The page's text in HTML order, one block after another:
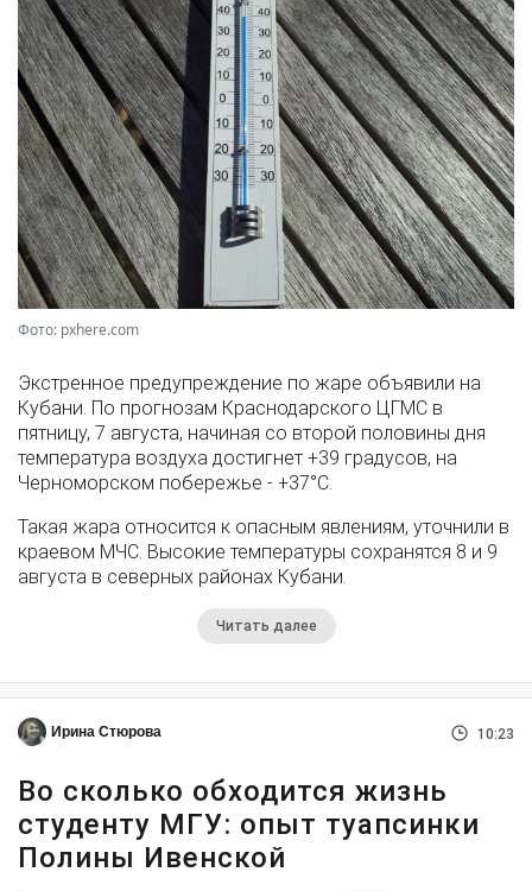
Фото: pxhere.com
Экстренное предупреждение по жаре объявили на
Кубани. По прогнозам Краснодарского ЦГМС в
пятницу, 7 августа, начиная со второй половины дня
температура воздуха достигнет +39 градусов, на
Черноморском побережье - +37°­С.
Такая жара относится к опасным явлениям, уточнили в
краевом МЧС. Высокие температуры сохранятся 8 и 9
августа в северных районах Кубани.
Читать далее
Ирина Стюрова 10:23
Во сколько обходится жизнь
студенту МГУ: опыт туапсинки
Полины Ивенской